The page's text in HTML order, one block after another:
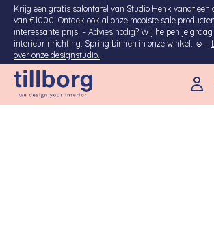
Krijg een gratis salontafel van Studio Henk vanaf een
van €1000. Ontdek ook al onze mooiste sale
interessante prijs. – Advies nodig? Wij helpen je
interieurinrichting. Spring binnen in onze winkel. ☺ –
over onze designstudio.